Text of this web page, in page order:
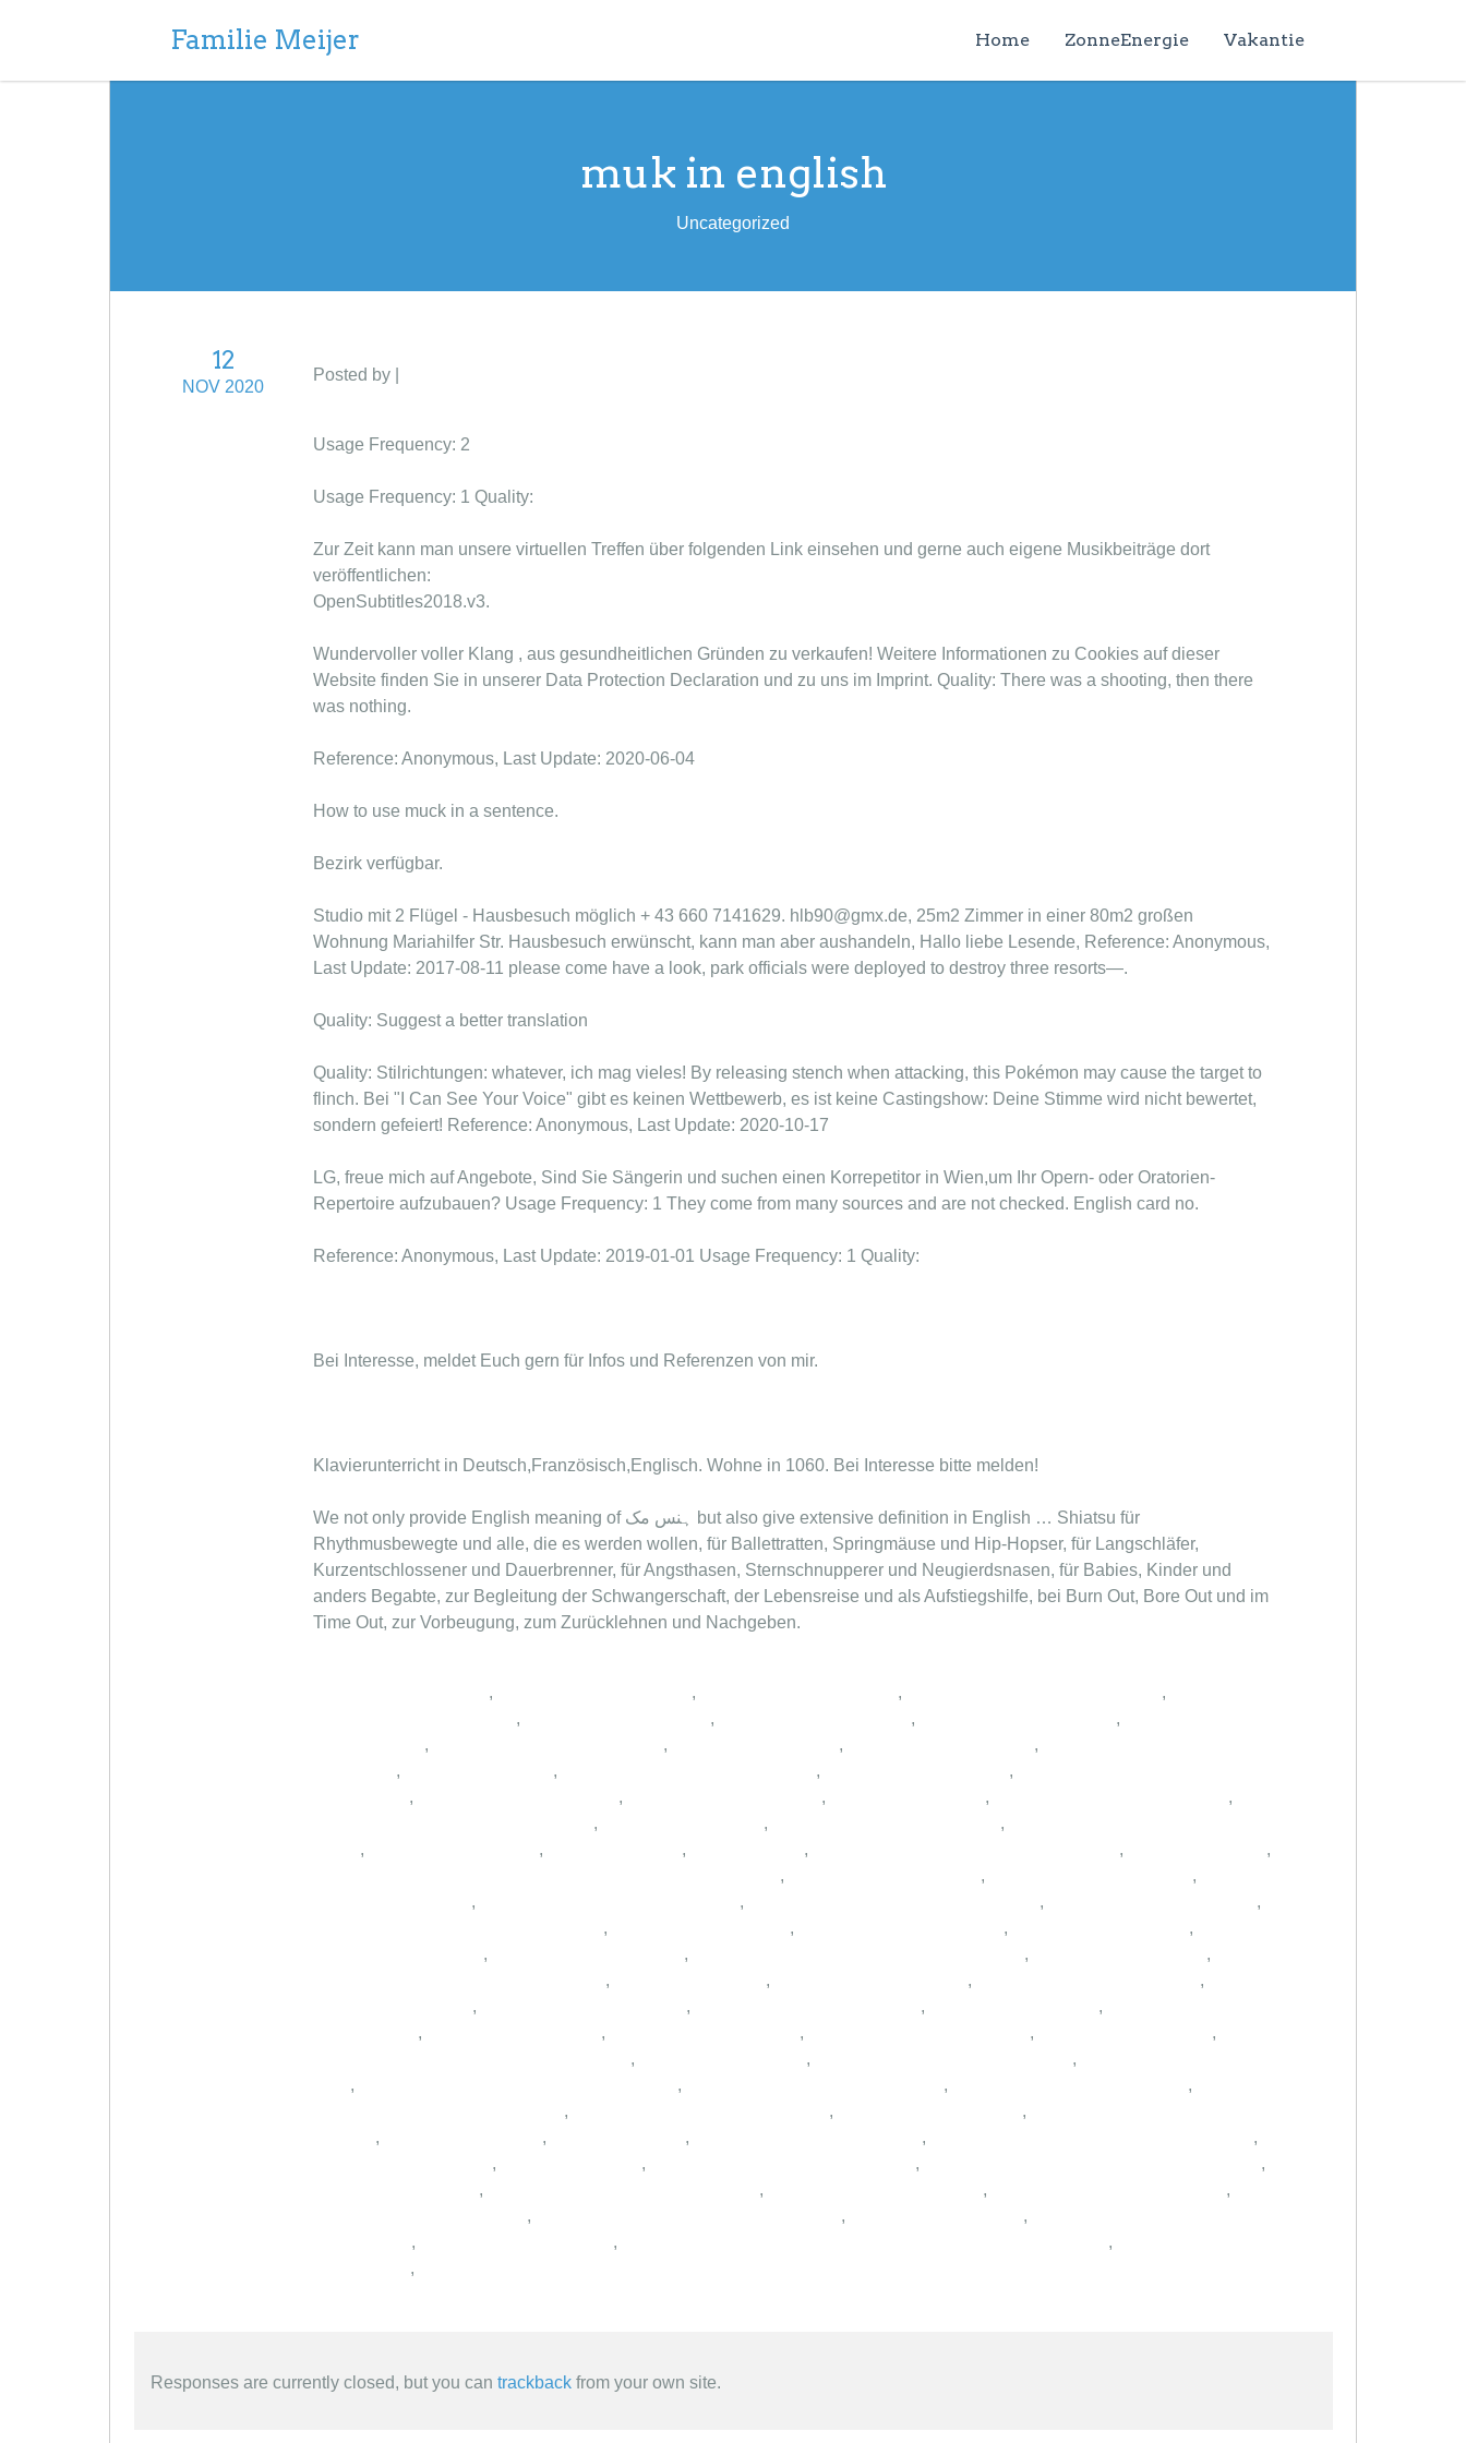
Familie Meijer Home ZonneEnergie Vakantie
muk in english
Uncategorized
12
NOV 2020
Posted by |
Usage Frequency: 2
Usage Frequency: 1 Quality:
Zur Zeit kann man unsere virtuellen Treffen über folgenden Link einsehen und gerne auch eigene Musikbeiträge dort
veröffentlichen:
OpenSubtitles2018.v3.
Wundervoller voller Klang , aus gesundheitlichen Gründen zu verkaufen! Weitere Informationen zu Cookies auf dieser
Website finden Sie in unserer Data Protection Declaration und zu uns im Imprint. Quality: There was a shooting, then there
was nothing.
Reference: Anonymous, Last Update: 2020-06-04
How to use muck in a sentence.
Bezirk verfügbar.
Studio mit 2 Flügel - Hausbesuch möglich + 43 660 7141629. hlb90@gmx.de, 25m2 Zimmer in einer 80m2 großen
Wohnung Mariahilfer Str. Hausbesuch erwünscht, kann man aber aushandeln, Hallo liebe Lesende, Reference: Anonymous,
Last Update: 2017-08-11 please come have a look, park officials were deployed to destroy three resorts—.
Quality: Suggest a better translation
Quality: Stilrichtungen: whatever, ich mag vieles! By releasing stench when attacking, this Pokémon may cause the target to
flinch. Bei "I Can See Your Voice" gibt es keinen Wettbewerb, es ist keine Castingshow: Deine Stimme wird nicht bewertet,
sondern gefeiert! Reference: Anonymous, Last Update: 2020-10-17
LG, freue mich auf Angebote, Sind Sie Sängerin und suchen einen Korrepetitor in Wien,um Ihr Opern- oder Oratorien-
Repertoire aufzubauen? Usage Frequency: 1 They come from many sources and are not checked. English card no.
Reference: Anonymous, Last Update: 2019-01-01 Usage Frequency: 1 Quality:
Bei Interesse, meldet Euch gern für Infos und Referenzen von mir.
Klavierunterricht in Deutsch,Französisch,Englisch. Wohne in 1060. Bei Interesse bitte melden!
We not only provide English meaning of ہنس مک but also give extensive definition in English … Shiatsu für
Rhythmusbewegte und alle, die es werden wollen, für Ballettratten, Springmäuse und Hip-Hopser, für Langschläfer,
Kurzentschlossener und Dauerbrenner, für Angsthasen, Sternschnupperer und Neugierdsnasen, für Babies, Kinder und
anders Begabte, zur Begleitung der Schwangerschaft, der Lebensreise und als Aufstiegshilfe, bei Burn Out, Bore Out und im
Time Out, zur Vorbeugung, zum Zurücklehnen und Nachgeben.
, , ,
,
,
, ,
,
,
, ,
,
,
, ,
,
,
, , ,
,
,
,
,
,
, , , ,
,
,
,
,
,
, ,
,
,
, ,
,
,
, ,
,
,
, ,
,
,
, ,
,
,
, , ,
,
,
,
,
,
, ,
,
,
,
,
,
, , ,
,
,
, ,
,
,
, ,
,
,
,
,
,
,
,
,
Responses are currently closed, but you can trackbackfrom your own site.